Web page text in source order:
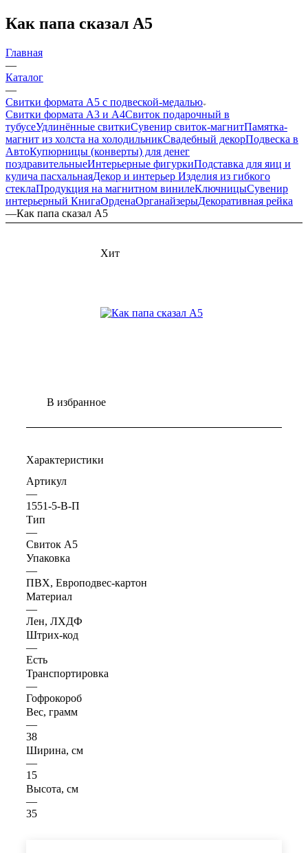
Как папа сказал А5
Главная
—
Каталог
—
Свитки формата А5 с подвеской-медалью
Свитки формата А3 и А4Свиток подарочный в
тубусеУдлинённые свиткиСувенир свиток-магнитПамятка-
магнит из холста на холодильникСвадебный декорПодвеска в
АвтоКупюрницы (конверты) для денег
поздравительныеИнтерьерные фигуркиПодставка для яиц и
кулича пасхальнаяДекор и интерьер Изделия из гибкого
стеклаПродукция на магнитном винилеКлючницыСувенир
интерьерный КнигаОрденаОрганайзерыДекоративная рейка
—Как папа сказал А5
Хит
В избранное
Характеристики
Артикул
—
1551-5-В-П
Тип
—
Свиток А5
Упаковка
—
ПВХ, Европодвес-картон
Материал
—
Лен, ЛХДФ
Штрих-код
—
Есть
Транспортировка
—
Гофрокороб
Вес, грамм
—
38
Ширина, см
—
15
Высота, см
—
35